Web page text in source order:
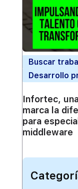
Buscar
Desarrollo
Infortec,
marca la
para
middleware